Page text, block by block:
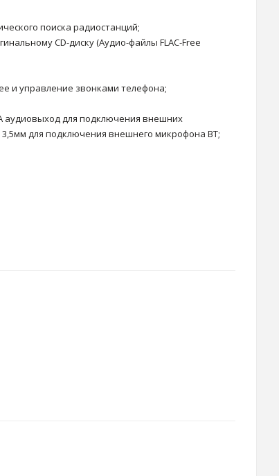
поиска радиостанций;
CD-диску (Аудио-файлы FLAC-Free
и управление звонками телефона;
аудиовыход для подключения внешних
для подключения внешнего микрофона BT;